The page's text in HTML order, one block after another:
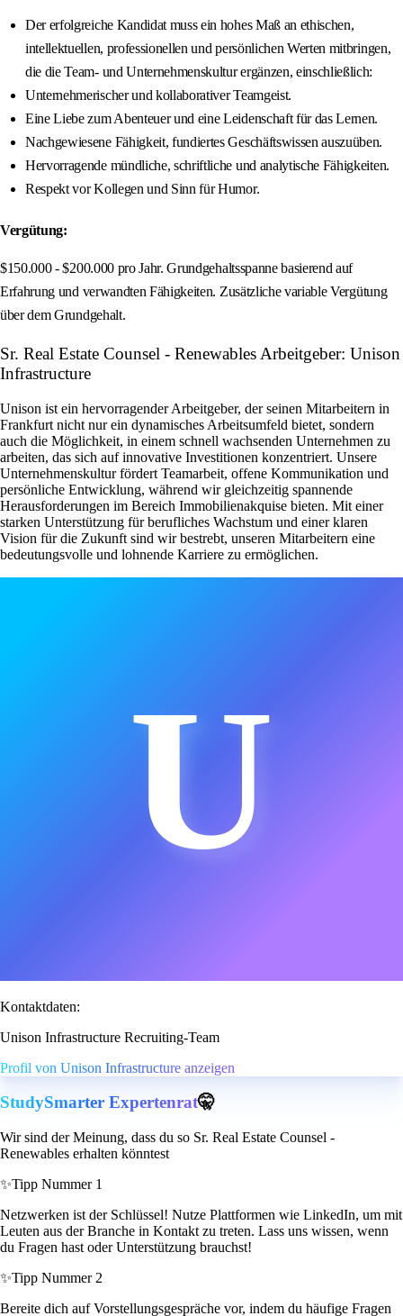
Der erfolgreiche Kandidat muss ein hohes Maß an ethischen,
intellektuellen, professionellen und persönlichen Werten mitbringen,
die die Team- und Unternehmenskultur ergänzen, einschließlich:
Unternehmerischer und kollaborativer Teamgeist.
Eine Liebe zum Abenteuer und eine Leidenschaft für das Lernen.
Nachgewiesene Fähigkeit, fundiertes Geschäftswissen auszuüben.
Hervorragende mündliche, schriftliche und analytische Fähigkeiten.
Respekt vor Kollegen und Sinn für Humor.
Vergütung:
$150.000 - $200.000 pro Jahr. Grundgehaltsspanne basierend auf
Erfahrung und verwandten Fähigkeiten. Zusätzliche variable Vergütung
über dem Grundgehalt.
Sr. Real Estate Counsel - Renewables Arbeitgeber: Unison
Infrastructure
Unison ist ein hervorragender Arbeitgeber, der seinen Mitarbeitern in
Frankfurt nicht nur ein dynamisches Arbeitsumfeld bietet, sondern
auch die Möglichkeit, in einem schnell wachsenden Unternehmen zu
arbeiten, das sich auf innovative Investitionen konzentriert. Unsere
Unternehmenskultur fördert Teamarbeit, offene Kommunikation und
persönliche Entwicklung, während wir gleichzeitig spannende
Herausforderungen im Bereich Immobilienakquise bieten. Mit einer
starken Unterstützung für berufliches Wachstum und einer klaren
Vision für die Zukunft sind wir bestrebt, unseren Mitarbeitern eine
bedeutungsvolle und lohnende Karriere zu ermöglichen.
U
Kontaktdaten:
Unison Infrastructure Recruiting-Team
Profil von Unison Infrastructure anzeigen
StudySmarter Expertenrat🤫
Wir sind der Meinung, dass du so Sr. Real Estate Counsel -
Renewables erhalten könntest
✨Tipp Nummer 1
Netzwerken ist der Schlüssel! Nutze Plattformen wie LinkedIn, um mit
Leuten aus der Branche in Kontakt zu treten. Lass uns wissen, wenn
du Fragen hast oder Unterstützung brauchst!
✨Tipp Nummer 2
Bereite dich auf Vorstellungsgespräche vor, indem du häufige Fragen